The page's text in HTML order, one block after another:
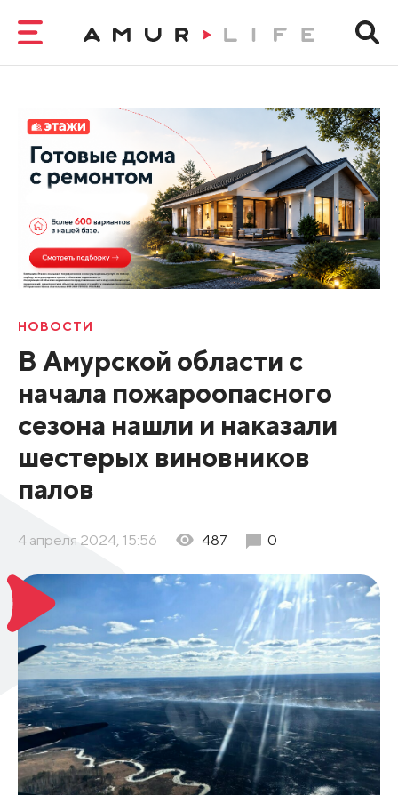
НОВОСТИ
В Амурской области с
начала пожароопасного
сезона нашли и наказали
шестерых виновников
палов
4 апреля 2024, 15:56 487 0